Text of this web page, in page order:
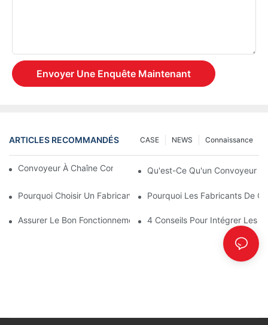
Envoyer Une Enquête Maintenant
ARTICLES RECOMMANDÉS Connaissance
NEWS
CASE
Convoyeur À Chaîne Contre Convoyeur À Rouleaux
Qu'est-Ce Qu'un Convoyeur
Pourquoi Choisir Un Fabricant De Pièces De Convoyeur En
Pourquoi Les Fabricants De
Assurer Le Bon Fonctionnement Des Pièces Du Convoyeur Avec
4 Conseils Pour Intégrer Les